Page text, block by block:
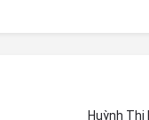
Huỳnh Thị